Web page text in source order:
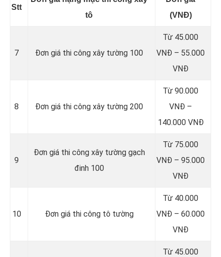
Stt
tô
(VNĐ)
7 Đơn giá thi công xây tường 100
Từ 45.000
VNĐ – 55.000
VNĐ
8 Đơn giá thi công xây tường 200
Từ 90.000
VNĐ –
140.000 VNĐ
9
Đơn giá thi công xây tường gạch
đinh 100
Từ 75.000
VNĐ – 95.000
VNĐ
10 Đơn giá thi công tô tường
Từ 40.000
VNĐ – 60.000
VNĐ
Từ 45.000